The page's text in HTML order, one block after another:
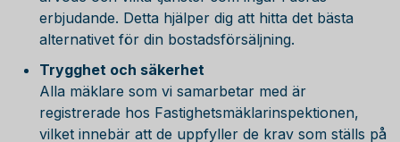
erbjudande. Detta hjälper dig att hitta det bästa
alternativet för din bostadsförsäljning.
Trygghet och säkerhet
Alla mäklare som vi samarbetar med är
registrerade hos Fastighetsmäklarinspektionen,
vilket innebär att de uppfyller de krav som ställs på